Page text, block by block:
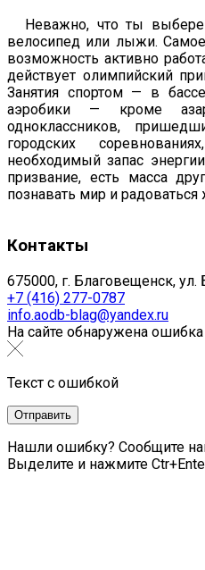
Неважно, что ты
велоси­пед или лыжи.
возможность активно
действует олимпий­ский
Занятия спортом — в
аэробики — кроме
одноклассников,
городских
необходимый запас
при­звание, есть масса
познавать мир и радоваться
Контакты
675000, г. Благовещенск, ул.
+7 (416) 277-0787
info.aodb-blag@yandex.ru
На сайте обнаружена ошибка
Текст с ошибкой
Нашли ошибку? Сообщите
Выделите и нажмите